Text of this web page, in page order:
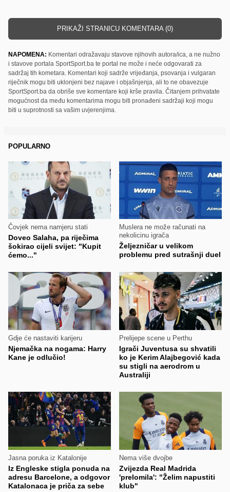
PRIKAŽI STRANICU KOMENTARA (0)
NAPOMENA: Komentari odražavaju stavove njihovih autora/ica, a ne nužno
i stavove portala SportSport.ba te portal ne može i neće odgovarati za
sadržaj tih kometara. Komentari koji sadrže vrijeđanja, psovanja i vulgaran
riječnik mogu biti uklonjeni bez najave i objašnjenja, ali to ne obavezuje
SportSport.ba da obriše sve komentare koji krše pravila. Čitanjem prihvatate
mogućnost da među komentarima mogu biti pronađeni sadržaji koji mogu
biti u suprotnosti sa vašim uvjerenjima.
POPULARNO
Čovjek nema namjeru stati
Doveo Salaha, pa riječima
šokirao cijeli svijet: "Kupit
ćemo..."
Muslera ne može računati na
nekolicinu igrača
Željezničar u velikom
problemu pred sutrašnji duel
Gdje će nastaviti karijeru
Njemačka na nogama: Harry
Kane je odlučio!
Prelijepe scene u Perthu
Igrači Juventusa su shvatili
ko je Kerim Alajbegović kada
su stigli na aerodrom u
Australiji
Jasna poruka iz Katalonije
Iz Engleske stigla ponuda na
adresu Barcelone, a odgovor
Katalonaca je priča za sebe
Nema više dvojbe
Zvijezda Real Madrida
'prelomila': "Želim napustiti
klub"